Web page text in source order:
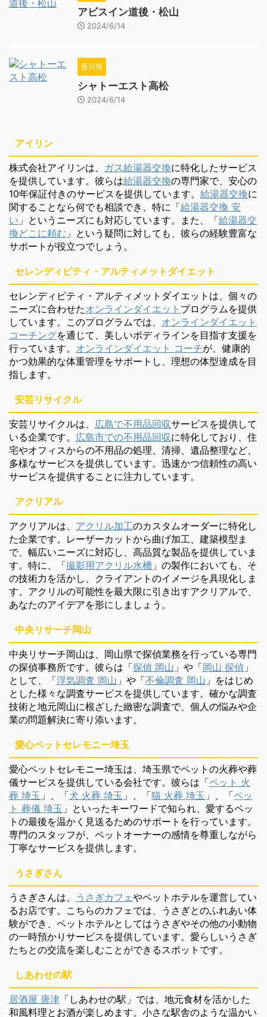
アビスイン道後・松山
2024/6/14
香川県
シャトーエスト高松
2024/6/14
アイリン
株式会社アイリンは、 ガス給湯器交換に特化したサービス
を提供しています。彼らは給湯器交換の専門家で、安心の
10年保証付きのサービスを提供しています。 給湯器交換に
関することなら何でも相談でき、特に「給湯器交換 安
い 」というニーズにも対応しています。また、「給湯器交
換どこに頼む 」という疑問に対しても、彼らの経験豊富な
サポートが役立つでしょう。
セレンディピティ・アルティメットダイエット
セレンディピティ・アルティメットダイエットは、個々の
ニーズに合わせたオンラインダイエット プログラムを提供
しています。このプログラムでは、 オンラインダイエット
コーチングを通じて、美しいボディラインを目指す支援を
行っています。 オンラインダイエット コーチが、健康的
かつ効果的な体重管理をサポートし、理想の体型達成を目
指します。
安芸リサイクル
安芸リサイクルは、 広島で不用品回収サービスを提供して
いる企業です。 広島市での不用品回収に特化しており、住
宅やオフィスからの不用品の処理、清掃、遺品整理など、
多様なサービスを提供しています。迅速かつ信頼性の高い
サービスを提供することに注力しています。
アクリアル
アクリアルは、 アクリル加工のカスタムオーダーに特化し
た企業です。レーザーカットから曲げ加工、建築模型ま
で、幅広いニーズに対応し、高品質な製品を提供していま
す。特に、「撮影用アクリル水槽 」の製作においても、そ
の技術力を活かし、クライアントのイメージを具現化しま
す。アクリルの可能性を最大限に引き出すアクリアルで、
あなたのアイデアを形にしましょう。
中央リサーチ岡山
中央リサーチ岡山は、岡山県で探偵業務を行っている専門
の探偵事務所です。彼らは「探偵 岡山 」や「岡山 探偵 」
として、「浮気調査 岡山 」や「不倫調査 岡山 」をはじめ
とした様々な調査サービスを提供しています。確かな調査
技術と地元岡山に根ざした緻密な調査で、個人の悩みや企
業の問題解決に寄り添います。
愛心ペットセレモニー埼玉
愛心ペットセレモニー埼玉は、埼玉県でペットの火葬や葬
儀サービスを提供している会社です。彼らは「ペット 火
葬 埼玉 」、「犬 火葬 埼玉 」、「猫 火葬 埼玉 」、「ペッ
ト 葬儀 埼玉 」といったキーワードで知られ、愛するペッ
トの最後を温かく見送るためのサポートを行っています。
専門のスタッフが、ペットオーナーの感情を尊重しながら
丁寧なサービスを提供します。
うさぎさん
うさぎさんは、 うさぎカフェやペットホテルを運営してい
るお店です。こちらのカフェでは、うさぎとのふれあい体
験ができ、ペットホテルとしてはうさぎやその他の小動物
の一時預かりサービスを提供しています。愛らしいうさぎ
たちとの交流を楽しむことができるスポットです。
しあわせの駅
居酒屋 唐津 「しあわせの駅」では、地元食材を活かした
和風料理とお酒が楽しめます。小さな駅舎のような温かい